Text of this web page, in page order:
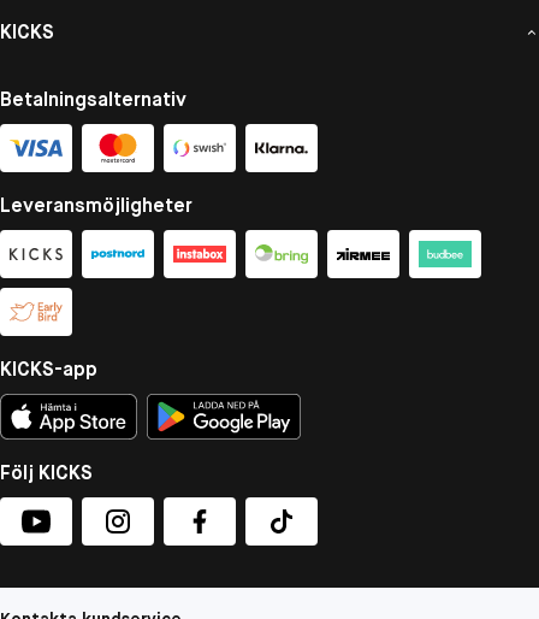
KICKS
Betalningsalternativ
Leveransmöjligheter
KICKS-app
Följ KICKS